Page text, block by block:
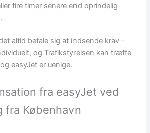
fire timer senere end oprindelig
altid betale sig at indsende krav –
og Trafikstyrelsen kan træffe
easyJet er uenige.
fra easyJet ved
fra København